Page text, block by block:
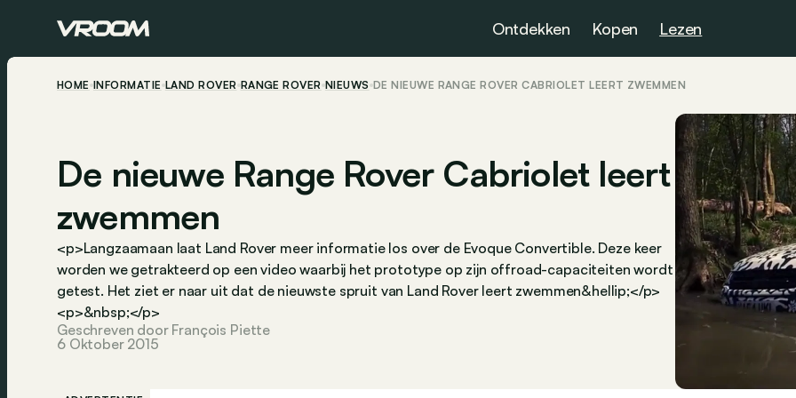
Ontdekken Kopen Lezen
HOME INFORMATIE LAND ROVER RANGE ROVER NIEUWS DE NIEUWE RANGE ROVER CABRIOLET LEERT ZWEMMEN
De nieuwe Range Rover Cabriolet leert
zwemmen
<p>Langzaamaan laat Land Rover meer informatie los over de Evoque Convertible. Deze keer
worden we getrakteerd op een video waarbij het prototype op zijn offroad-capaciteiten wordt
getest. Het ziet er naar uit dat de nieuwste spruit van Land Rover leert zwemmen&hellip;</p>
<p>&nbsp;</p>
Geschreven door François Piette
6 Oktober 2015